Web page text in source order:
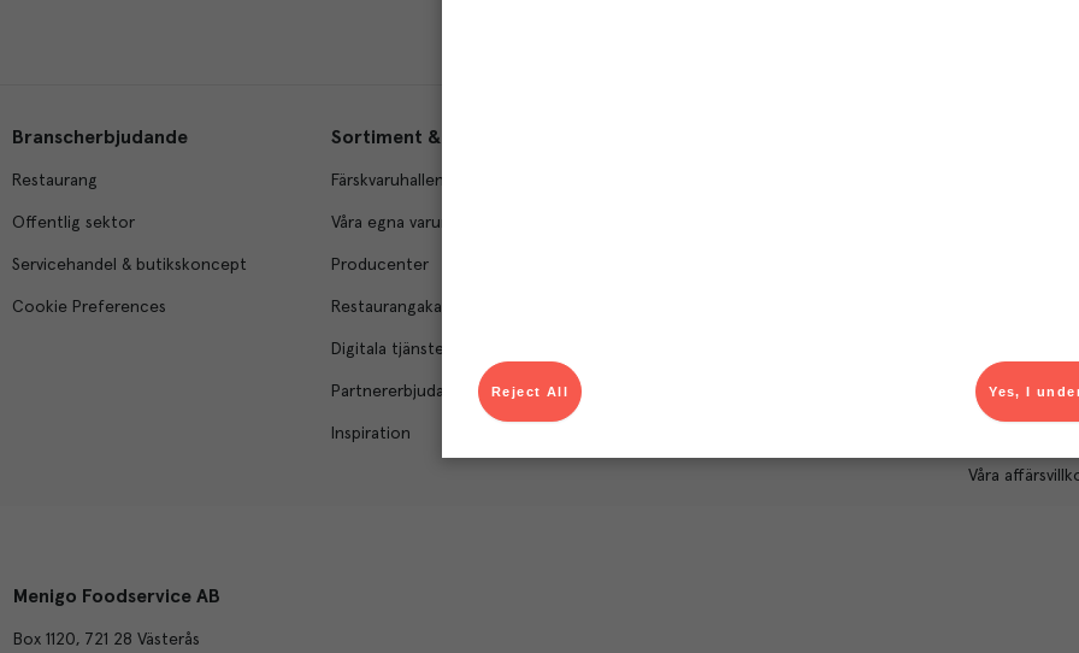
Branscherbjudande
Restaurang
Offentlig sektor
Servicehandel & butikskoncept
Cookie Preferences
Sortiment & tjänster
Färskvaruhallen
Våra egna varumärken
Producenter
Restaurangakademien
Digitala tjänster
Partnererbjudanden
Inspiration
Produktlarm
Våra
Menigo Foodservice AB
Box 1120, 721 28 Västerås
Yes, I
Reject All